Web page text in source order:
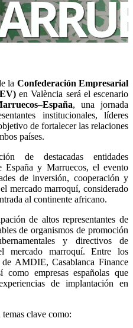
la Confederación Empresarial
en València será el escenario
, una jornada
institucionales, líderes
de fortalecer las relaciones
países.
de destacadas entidades
España y Marruecos, el evento
de inversión, cooperación y
mercado marroquí, considerado
al continente africano.
de altos representantes de
de organismos de promoción
y directivos de
mercado marroquí. Entre los
de AMDIE, Casablanca Finance
empresas españolas que
de implantación en
clave como: